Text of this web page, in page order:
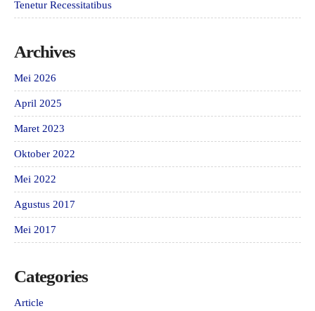
Tenetur Recessitatibus
Archives
Mei 2026
April 2025
Maret 2023
Oktober 2022
Mei 2022
Agustus 2017
Mei 2017
Categories
Article